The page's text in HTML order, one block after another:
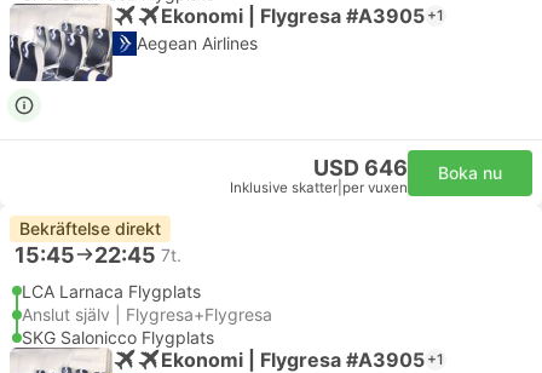
Ekonomi | Flygresa #A3905 +1
Aegean Airlines
USD 646
Inklusive skatter per vuxen
Boka nu
Bekräftelse direkt
15:45 22:45 7t.
LCA Larnaca Flygplats
Anslut själv | Flygresa+Flygresa
SKG Salonicco Flygplats
Ekonomi | Flygresa #A3905 +1